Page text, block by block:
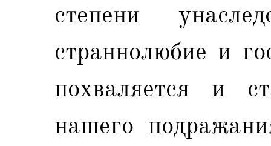
степени
страннолюбие и
похваляется и
нашего